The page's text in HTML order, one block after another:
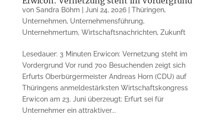
von Sandra Böhm Juni 24, 2026| Thüringen,
Unternehmen, Unternehmensführung,
Unternehmertum, Wirtschaftsnachrichten, Zukunft
Lesedauer: 3 Minuten Erwicon: Vernetzung steht im
Vordergrund Vor rund 700 Besuchenden zeigt sich
Erfurts Oberbürgermeister Andreas Horn (CDU) auf
Thüringens anmeldestärksten Wirtschaftskongress
Erwicon am 23. Juni überzeugt: Erfurt sei für
Unternehmer ein attraktiver...